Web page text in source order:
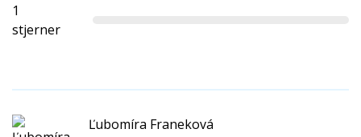
1
stjerner
Ľubomíra Franeková